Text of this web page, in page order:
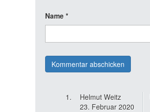
Name *
Helmut Weitz
23. Februar 2020